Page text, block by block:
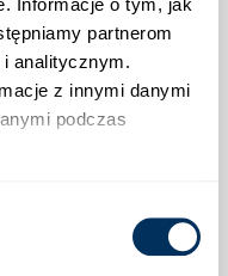
partnerom
analitycznym.
z innymi danymi
podczas